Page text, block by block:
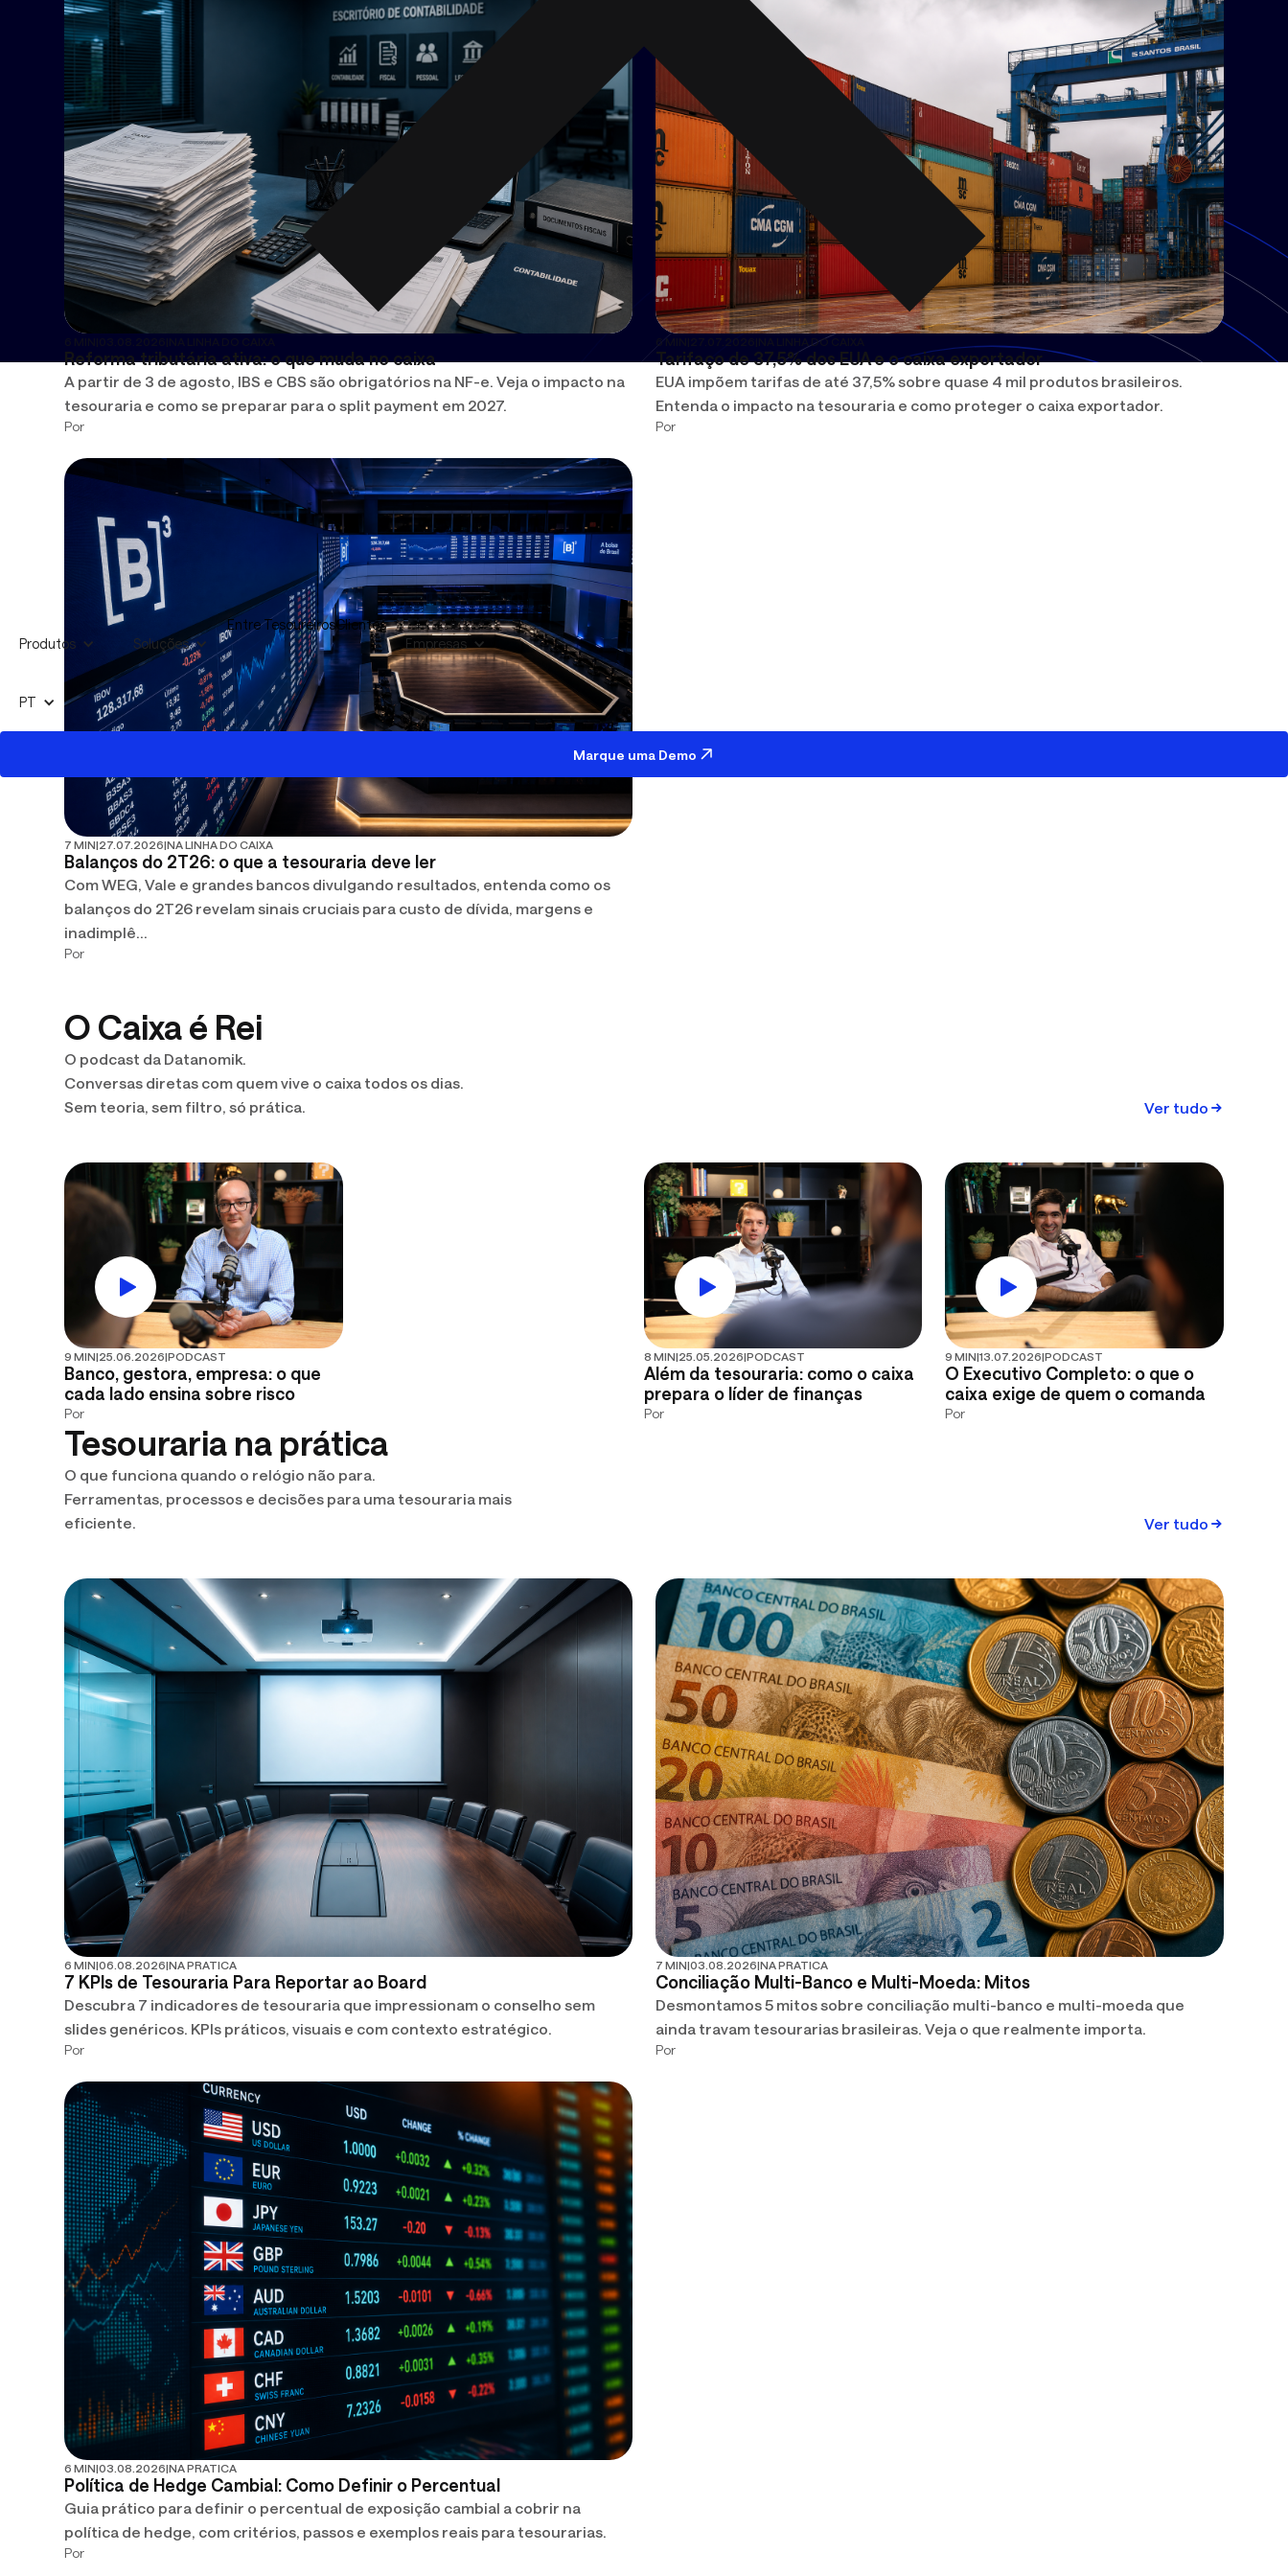
Produtos Soluções
Entre TesoureirosClientes
Empresas
PT
Marque uma Demo
Reforma tributária ativa: o que muda no caixa
A partir de 3 de agosto, IBS e CBS são obrigatórios na NF-e. Veja o impacto na
tesouraria e como se preparar para o split payment em 2027.
Por
6 MIN NA LINHA DO CAIXA
Tarifaço de 37,5% dos EUA e o caixa exportador
EUA impõem tarifas de até 37,5% sobre quase 4 mil produtos brasileiros.
Entenda o impacto na tesouraria e como proteger o caixa exportador.
Por
7 MIN|27.07.2026|NA LINHA DO CAIXA
Balanços do 2T26: o que a tesouraria deve ler
Com WEG, Vale e grandes bancos divulgando resultados, entenda como os
balanços do 2T26 revelam sinais cruciais para custo de dívida, margens e
inadimplê…
Por
O Caixa é Rei
O podcast da Datanomik.
Conversas diretas com quem vive o caixa todos os dias.
Sem teoria, sem filtro, só prática.
Ver tudo
9 MIN|25.06.2026|PODCAST
Banco, gestora, empresa: o que
cada lado ensina sobre risco
Por
8 MIN|25.05.2026|PODCAST
Além da tesouraria: como o caixa
prepara o líder de finanças
Por
9 MIN|13.07.2026|PODCAST
O Executivo Completo: o que o
caixa exige de quem o comanda
Por
Tesouraria na prática
O que funciona quando o relógio não para.
Ferramentas, processos e decisões para uma tesouraria mais
eficiente.
Ver tudo
6 MIN|06.08.2026|NA PRATICA
7 KPIs de Tesouraria Para Reportar ao Board
Descubra 7 indicadores de tesouraria que impressionam o conselho sem
slides genéricos. KPIs práticos, visuais e com contexto estratégico.
Por
7 MIN|03.08.2026|NA PRATICA
Conciliação Multi-Banco e Multi-Moeda: Mitos
Desmontamos 5 mitos sobre conciliação multi-banco e multi-moeda que
ainda travam tesourarias brasileiras. Veja o que realmente importa.
Por
6 MIN|03.08.2026|NA PRATICA
Política de Hedge Cambial: Como Definir o Percentual
Guia prático para definir o percentual de exposição cambial a cobrir na
política de hedge, com critérios, passos e exemplos reais para tesourarias.
Por